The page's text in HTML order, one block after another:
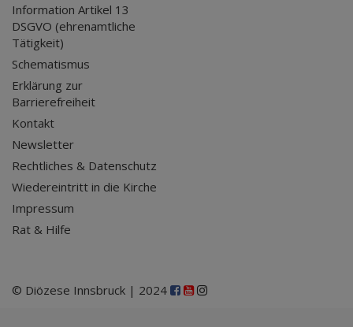
Information Artikel 13
DSGVO (ehrenamtliche
Tätigkeit)
Schematismus
Erklärung zur
Barrierefreiheit
Kontakt
Newsletter
Rechtliches & Datenschutz
Wiedereintritt in die Kirche
Impressum
Rat & Hilfe
© Diözese Innsbruck | 2024